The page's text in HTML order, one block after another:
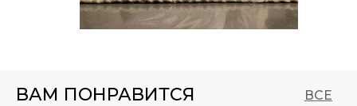
ВАМ ПОНРАВИТСЯ ВСЕ